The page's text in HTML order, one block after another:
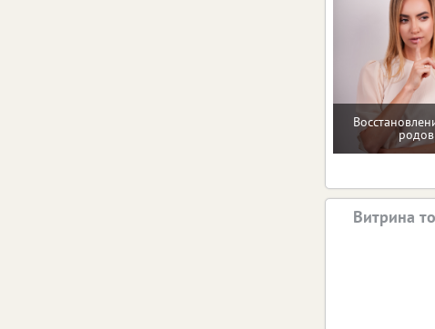
родов
Витрина